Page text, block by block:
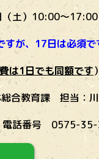
土） 10:00～17:00
が、17日は必須で
は1日でも同額です）
合教育課 担当：
話番号 0575-35-